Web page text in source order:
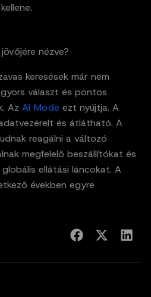
nézve?
keresések már nem
választ és pontos
Az AI Mode ezt nyújtja. A
és átlátható. A
reagálni a változó
megfelelő beszállítókat és
ellátási láncokat. A
években egyre